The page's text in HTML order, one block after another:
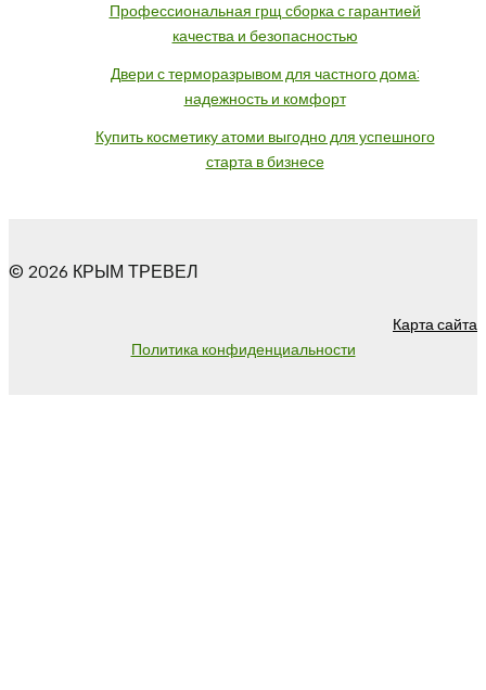
Профессиональная грщ сборка с гарантией
качества и безопасностью
Двери с терморазрывом для частного дома:
надежность и комфорт
Купить косметику атоми выгодно для успешного
старта в бизнесе
© 2026 КРЫМ ТРЕВЕЛ
Карта сайта
Политика конфиденциальности